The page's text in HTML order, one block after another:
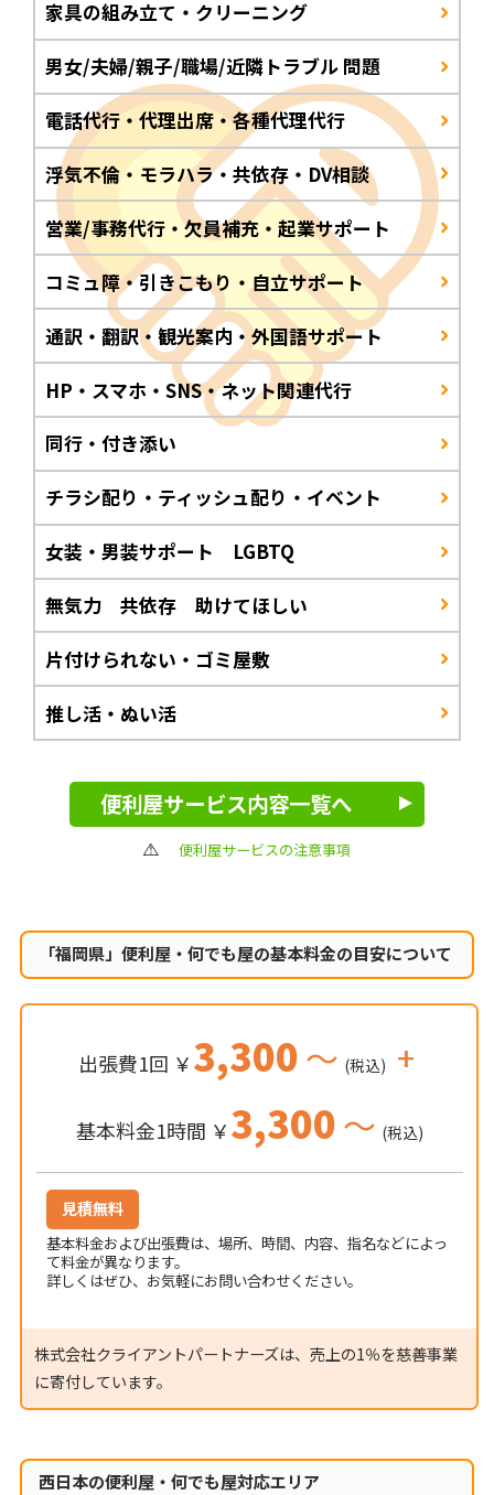
家具の組み立て・クリーニング
男女/夫婦/親子/職場/近隣トラブル 問題
電話代行・代理出席・各種代理代行
浮気不倫・モラハラ・共依存・DV相談
営業/事務代行・欠員補充・起業サポート
コミュ障・引きこもり・自立サポート
通訳・翻訳・観光案内・外国語サポート
HP・スマホ・SNS・ネット関連代行
同行・付き添い
チラシ配り・ティッシュ配り・イベント
女装・男装サポート LGBTQ
無気力 共依存 助けてほしい
片付けられない・ゴミ屋敷
推し活・ぬい活
便利屋サービス内容一覧へ
便利屋サービスの注意事項
「福岡県」便利屋・何でも屋の基本料金の目安について
出張費1回 ￥3,300～ (税込) +
基本料金1時間 ￥3,300～ (税込)
見積無料
基本料金および出張費は、場所、時間、内容、指名などによっ
て料金が異なります。
詳しくはぜひ、お気軽にお問い合わせください。
株式会社クライアントパートナーズは、売上の1％を慈善事業
に寄付しています。
西日本の便利屋・何でも屋対応エリア